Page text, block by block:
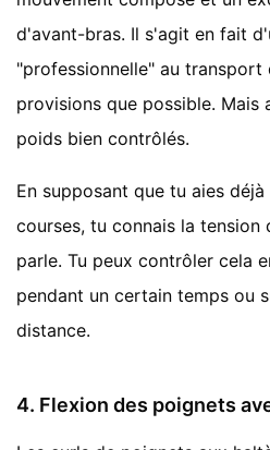
d'avant-bras. Il s'agit en fait
"professionnelle" au transport
provisions que possible. Mais
poids bien contrôlés.
En supposant que tu aies
courses, tu connais la
parle. Tu peux contrôler cela
pendant un certain temps ou
distance.
4. Flexion des poignets